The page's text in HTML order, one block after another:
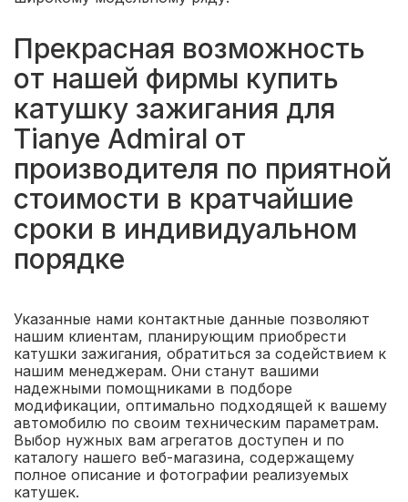
Прекрасная возможность
от нашей фирмы купить
катушку зажигания для
Tianye Admiral от
производителя по приятной
стоимости в кратчайшие
сроки в индивидуальном
порядке
Указанные нами контактные данные позволяют
нашим клиентам, планирующим приобрести
катушки зажигания, обратиться за содействием к
нашим менеджерам. Они станут вашими
надежными помощниками в подборе
модификации, оптимально подходящей к вашему
автомобилю по своим техническим параметрам.
Выбор нужных вам агрегатов доступен и по
каталогу нашего веб-магазина, содержащему
полное описание и фотографии реализуемых
катушек.